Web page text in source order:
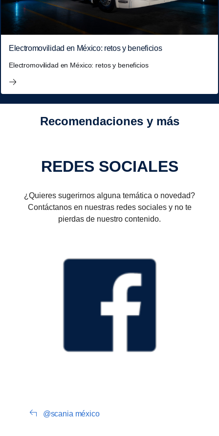
Electromovilidad en México: retos y beneficios
Electromovilidad en México: retos y beneficios
Recomendaciones y más
REDES SOCIALES
¿Quieres sugerirnos alguna temática o novedad?
Contáctanos en nuestras redes sociales y no te
pierdas de nuestro contenido.
@scania méxico